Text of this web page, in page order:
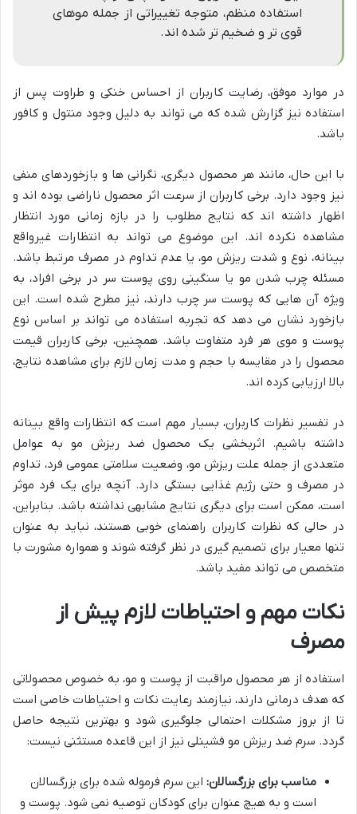
استفاده منظم، متوجه تغییراتی از جمله موهای
قوی تر و ضخیم تر شده اند.
در موارد موفق، رضایت کاربران از احساس خنکی و طراوت پس از
استفاده نیز گزارش شده که می تواند به دلیل وجود منتول و کافور
باشد.
با این حال، مانند هر محصول دیگری، نگرانی ها و بازخوردهای منفی
نیز وجود دارد. برخی کاربران از سرعت اثر محصول ناراضی بوده اند و
اظهار داشته اند که نتایج مطلوب را در بازه زمانی مورد انتظار
مشاهده نکرده اند. این موضوع می تواند به انتظارات غیرواقع
بینانه، نوع و شدت ریزش مو، یا عدم تداوم در مصرف مرتبط باشد.
مسئله چرب شدن مو یا سنگینی روی پوست سر در برخی افراد، به
ویژه آن هایی که پوست سر چرب دارند، نیز مطرح شده است. این
بازخورد نشان می دهد که تجربه استفاده می تواند بر اساس نوع
پوست و موی هر فرد متفاوت باشد. همچنین، برخی کاربران قیمت
محصول را در مقایسه با حجم و مدت زمان لازم برای مشاهده نتایج،
بالا ارزیابی کرده اند.
در تفسیر نظرات کاربران، بسیار مهم است که انتظارات واقع بینانه
داشته باشیم. اثربخشی یک محصول ضد ریزش مو به عوامل
متعددی از جمله علت ریزش مو، وضعیت سلامتی عمومی فرد، تداوم
در مصرف و حتی رژیم غذایی بستگی دارد. آنچه برای یک فرد موثر
است، ممکن است برای دیگری نتایج مشابهی نداشته باشد. بنابراین،
در حالی که نظرات کاربران راهنمای خوبی هستند، نباید به عنوان
تنها معیار برای تصمیم گیری در نظر گرفته شوند و همواره مشورت با
متخصص می تواند مفید باشد.
نکات مهم و احتیاطات لازم پیش از
مصرف
استفاده از هر محصول مراقبت از پوست و مو، به خصوص محصولاتی
که هدف درمانی دارند، نیازمند رعایت نکات و احتیاطات خاصی است
تا از بروز مشکلات احتمالی جلوگیری شود و بهترین نتیجه حاصل
گردد. سرم ضد ریزش مو فشینلی نیز از این قاعده مستثنی نیست:
مناسب برای بزرگسالان: این سرم فرموله شده برای بزرگسالان
است و به هیچ عنوان برای کودکان توصیه نمی شود. پوست و